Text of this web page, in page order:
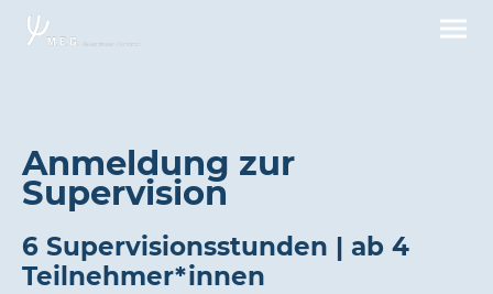
Anmeldung zur
Supervision
6 Supervisionsstunden | ab 4
Teilnehmer*innen